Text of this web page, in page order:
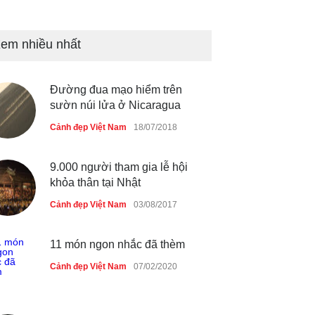
Nhiều hoạt động tôn vinh nhà
giáo tại Đầm Sen
Cảnh đẹp Việt Nam 25/04/2020
nhiều nhất
Đường đua mạo hiểm trên
sườn núi lửa ở Nicaragua
Cảnh đẹp Việt Nam 18/07/2018
9.000 người tham gia lễ hội
khỏa thân tại Nhật
Cảnh đẹp Việt Nam 03/08/2017
11 món ngon nhắc đã thèm
Cảnh đẹp Việt Nam 07/02/2020